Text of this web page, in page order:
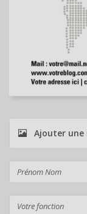
Ajouter une